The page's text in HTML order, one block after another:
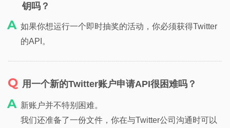
钥吗？
如果你想运行一个即时抽奖的活动，你必须获得Twitter
的API。
用一个新的Twitter账户申请API很困难吗？
新账户并不特别困难。
我们还准备了一份文件，你在与Twitter公司沟通时可以